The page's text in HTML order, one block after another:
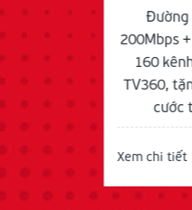
hơn
trên
đóng
Đăng ký
200Mbps
160
TV360,
cước
Xem chi tiết